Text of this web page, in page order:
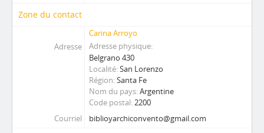
Zone du contact
Carina Arroyo
Adresse
Adresse physique
Belgrano 430
Localité San Lorenzo
Région Santa Fe
Nom du pays Argentine
Code postal 2200
Courriel
biblioyarchiconvento@gmail.com